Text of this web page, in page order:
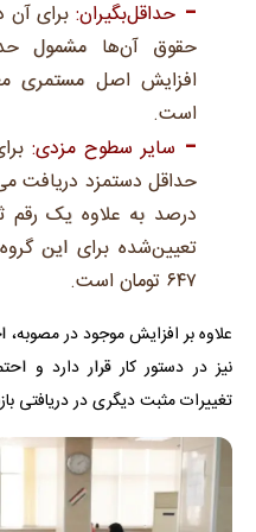
حداقل‌بگیران: برای آن
حقوق آن‌ها مشمول
است.
سایر سطوح مزدی:
درصد به علاوه یک رقم
۶۴۷ تومان است.
علاوه بر افزایش موجود در
نیز در دستور کار قرار دارد و
تغییرات مثبت دیگری در دریافتی